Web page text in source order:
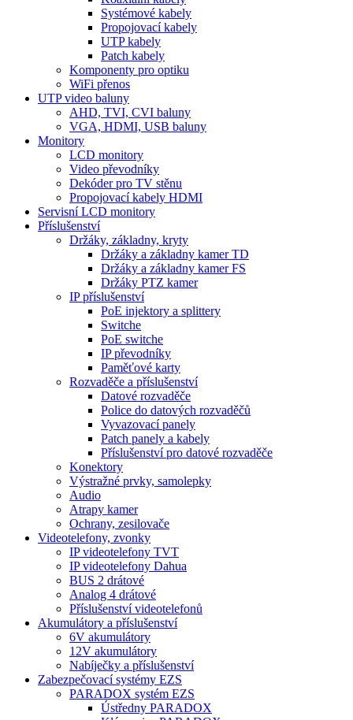
Systémové kabely
Propojovací kabely
UTP kabely
Patch kabely
Komponenty pro optiku
WiFi přenos
UTP video baluny
AHD, TVI, CVI baluny
VGA, HDMI, USB baluny
Monitory
LCD monitory
Video převodníky
Dekóder pro TV stěnu
Propojovací kabely HDMI
Servisní LCD monitory
Příslušenství
Držáky, základny, kryty
Držáky a základny kamer TD
Držáky a základny kamer FS
Držáky PTZ kamer
IP příslušenství
PoE injektory a splittery
Switche
PoE switche
IP převodníky
Paměťové karty
Rozvaděče a příslušenství
Datové rozvaděče
Police do datových rozvaděčů
Vyvazovací panely
Patch panely a kabely
Příslušenství pro datové rozvaděče
Konektory
Výstražné prvky, samolepky
Audio
Atrapy kamer
Ochrany, zesilovače
Videotelefony, zvonky
IP videotelefony TVT
IP videotelefony Dahua
BUS 2 drátové
Analog 4 drátové
Příslušenství videotelefonů
Akumulátory a příslušenství
6V akumulátory
12V akumulátory
Nabíječky a příslušenství
Zabezpečovací systémy EZS
PARADOX systém EZS
Ústředny PARADOX